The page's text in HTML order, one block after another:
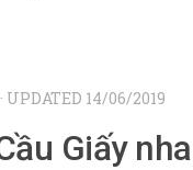
· UPDATED 14/06/2019
Giấy